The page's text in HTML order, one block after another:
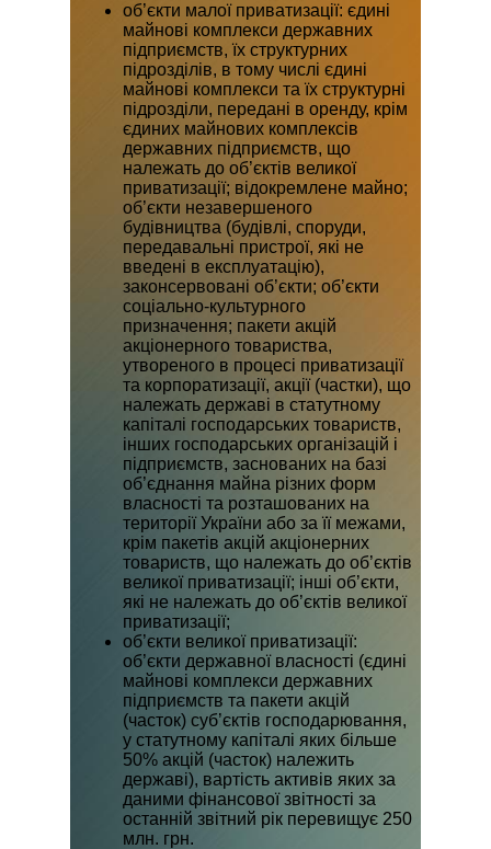
об’єкти малої приватизації: єдині
майнові комплекси державних
підприємств, їх структурних
підрозділів, в тому числі єдині
майнові комплекси та їх структурні
підрозділи, передані в оренду, крім
єдиних майнових комплексів
державних підприємств, що
належать до об’єктів великої
приватизації; відокремлене майно;
об’єкти незавершеного
будівництва (будівлі, споруди,
передавальні пристрої, які не
введені в експлуатацію),
законсервовані об’єкти; об’єкти
соціально-культурного
призначення; пакети акцій
акціонерного товариства,
утвореного в процесі приватизації
та корпоратизації, акції (частки), що
належать державі в статутному
капіталі господарських товариств,
інших господарських організацій і
підприємств, заснованих на базі
об’єднання майна різних форм
власності та розташованих на
території України або за її межами,
крім пакетів акцій акціонерних
товариств, що належать до об’єктів
великої приватизації; інші об’єкти,
які не належать до об’єктів великої
приватизації;
об’єкти великої приватизації:
об’єкти державної власності (єдині
майнові комплекси державних
підприємств та пакети акцій
(часток) суб’єктів господарювання,
у статутному капіталі яких більше
50% акцій (часток) належить
державі), вартість активів яких за
даними фінансової звітності за
останній звітний рік перевищує 250
млн. грн.